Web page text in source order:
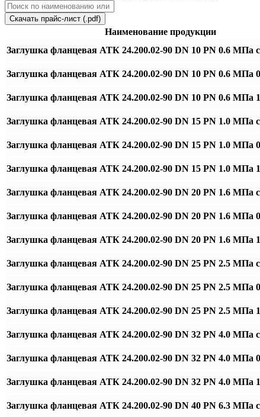
Скачать прайс-лист (.pdf)
Наименование продукции
Заглушка фланцевая АТК 24.200.02-90 DN 10 PN 0.6 МПа
Заглушка фланцевая АТК 24.200.02-90 DN 10 PN 0.6 МПа
Заглушка фланцевая АТК 24.200.02-90 DN 10 PN 0.6 МПа
Заглушка фланцевая АТК 24.200.02-90 DN 15 PN 1.0 МПа
Заглушка фланцевая АТК 24.200.02-90 DN 15 PN 1.0 МПа
Заглушка фланцевая АТК 24.200.02-90 DN 15 PN 1.0 МПа
Заглушка фланцевая АТК 24.200.02-90 DN 20 PN 1.6 МПа
Заглушка фланцевая АТК 24.200.02-90 DN 20 PN 1.6 МПа
Заглушка фланцевая АТК 24.200.02-90 DN 20 PN 1.6 МПа
Заглушка фланцевая АТК 24.200.02-90 DN 25 PN 2.5 МПа
Заглушка фланцевая АТК 24.200.02-90 DN 25 PN 2.5 МПа
Заглушка фланцевая АТК 24.200.02-90 DN 25 PN 2.5 МПа
Заглушка фланцевая АТК 24.200.02-90 DN 32 PN 4.0 МПа
Заглушка фланцевая АТК 24.200.02-90 DN 32 PN 4.0 МПа
Заглушка фланцевая АТК 24.200.02-90 DN 32 PN 4.0 МПа
Заглушка фланцевая АТК 24.200.02-90 DN 40 PN 6.3 МПа